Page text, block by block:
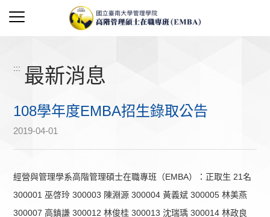
::: 最新消息
108學年度EMBA招生錄取公告
2019-04-01
經營與管理學系高階管理碩士在職專班（EMBA）：正取生 21名
300001 巫啓玲 300003 陳淵源 300004 黃義斌 300005 林美燕
300007 高鎮謙 300012 林俊桂 300013 沈瑞瑀 300014 林政良